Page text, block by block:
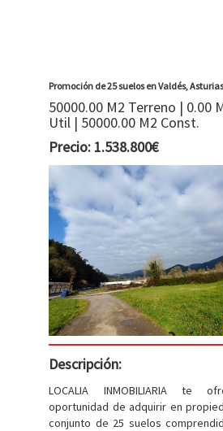
Promoción de 25 suelos en Valdés,
50000.00 M2 Terreno | 0.00
Util | 50000.00 M2 Const.
Precio: 1.538.800€
Descripción:
LOCALIA INMOBILIARIA te
oportunidad de adquirir en
conjunto de 25 suelos